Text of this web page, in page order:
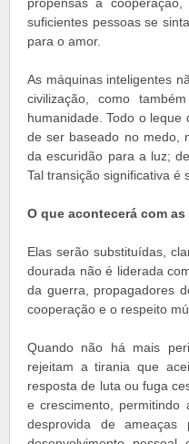
suficientes pessoas se
para o amor.
As máquinas inteligentes
civilização, como
humanidade. Todo o
de ser baseado no medo,
da escuridão para a luz;
Tal transição significativa é
O que acontecerá com
Elas serão substituídas,
dourada não é liderada
da guerra, propagadores
cooperação e o respeito
Quando não há mais
rejeitam a tirania que
resposta de luta ou fuga
e crescimento, permitindo
desprovida de ameaças